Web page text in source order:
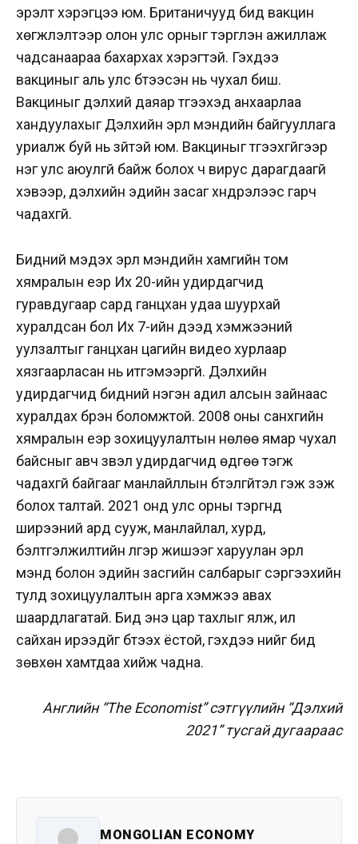
эрэлт хэрэгцээ юм. Британичууд бид вакцин
хөгжүүлэлтээр олон улс орныг тэргүүлэн ажиллаж
чадсанаараа бахархах хэрэгтэй. Гэхдээ
вакциныг аль улс бүтээсэн нь чухал биш.
Вакциныг дэлхий даяар түгээхэд анхаарлаа
хандуулахыг Дэлхийн эрүүл мэндийн байгууллага
уриалж буй нь зүйтэй юм. Вакциныг түгээхгүйгээр
нэг улс аюулгүй байж болох ч вирус дарагдаагүй
хэвээр, дэлхийн эдийн засаг хүндрэлээс гарч
чадахгүй.
Бидний мэдэх эрүүл мэндийн хамгийн том
хямралын үеэр Их 20-ийн удирдагчид
гуравдугаар сард ганцхан удаа шуурхай
хуралдсан бол Их 7-ийн дээд хэмжээний
уулзалтыг ганцхан цагийн видео хурлаар
хязгаарласан нь итгэмээргүй. Дэлхийн
удирдагчид бидний нэгэн адил алсын зайнаас
хуралдах бүрэн боломжтой. 2008 оны санхүүгийн
хямралын үеэр зохицуулалтын нөлөө ямар чухал
байсныг авч үзвэл удирдагчид өдгөө тэгж
чадахгүй байгааг манлайллын бүтэлгүйтэл гэж үзэж
болох талтай. 2021 онд улс орны тэргүүнүүд
ширээний ард сууж, манлайлал, хурд,
бэлтгэлжилтийн үлгэр жишээг харуулан эрүүл
мэнд болон эдийн засгийн салбарыг сэргээхийн
тулд зохицуулалтын арга хэмжээ авах
шаардлагатай. Бид энэ цар тахлыг ялж, илүү
сайхан ирээдүйг бүтээх ёстой, гэхдээ үүнийг бид
зөвхөн хамтдаа хийж чадна.
Английн “The Economist” сэтгүүлийн “Дэлхий
2021” тусгай дугаараас
MONGOLIAN ECONOMY